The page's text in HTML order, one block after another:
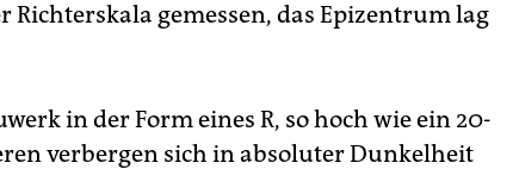
Richterskala gemessen, das Epizentrum lag
in der Form eines R, so hoch wie ein 20-
verbergen sich in absoluter Dunkelheit